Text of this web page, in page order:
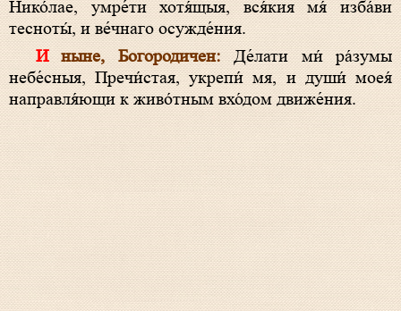
Нико́лае, умре́ти хотя́щыя, вся́кия мя́ изба́ви
тесноты́, и ве́чнаго осужде́ния.
И ныне, Богородичен:Де́лати ми́ ра́зумы
небе́сныя, Пречи́стая, укрепи́ мя, и души́ моея́
направля́ющи к живо́тным вхо́дом движе́ния.